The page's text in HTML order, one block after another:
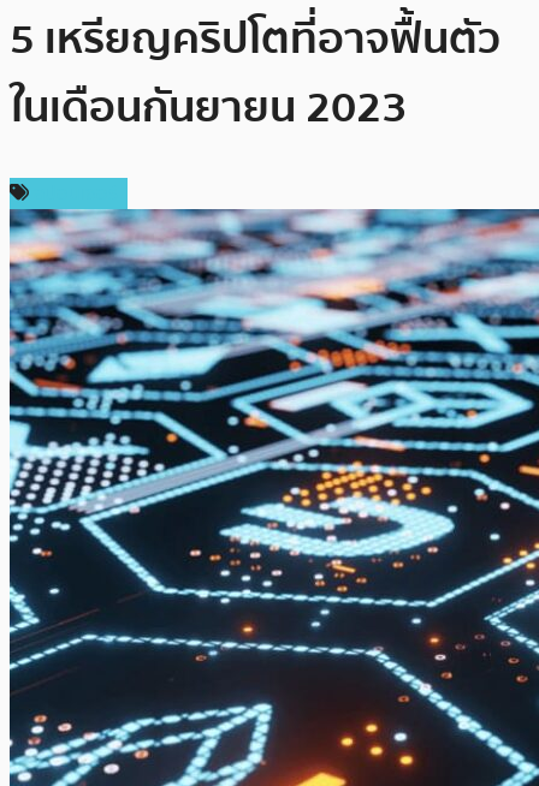
5 เหรียญคริปโตที่อาจฟื้นตัว
ในเดือนกันยายน 2023